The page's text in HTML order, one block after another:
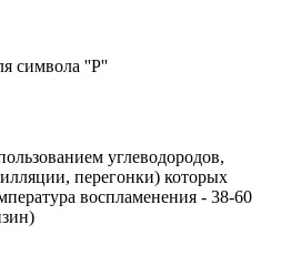
символа ''P''
углеводородов,
перегонки) которых
воспламенения - 38-60